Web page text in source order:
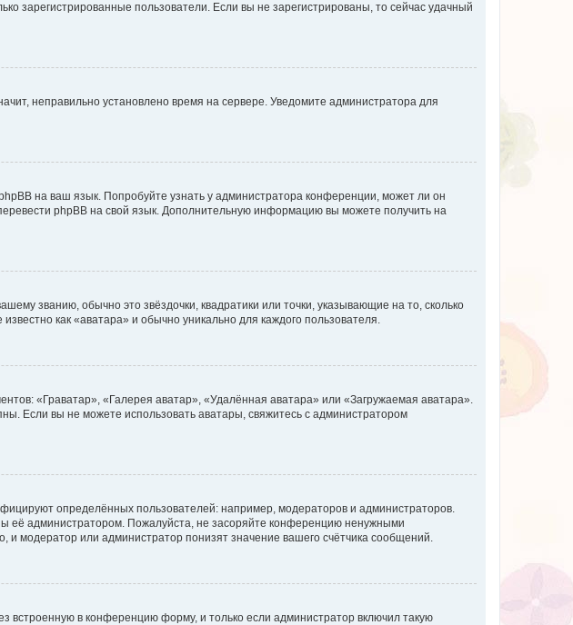
зарегистрированные пользователи. Если вы не зарегистрированы, то сейчас удачный
неправильно установлено время на сервере. Уведомите администратора для
на ваш язык. Попробуйте узнать у администратора конференции, может ли он
phpBB на свой язык. Дополнительную информацию вы можете получить на
званию, обычно это звёздочки, квадратики или точки, указывающие на то, сколько
как «аватара» и обычно уникально для каждого пользователя.
«Граватар», «Галерея аватар», «Удалённая аватара» или «Загружаемая аватара».
Если вы не можете использовать аватары, свяжитесь с администратором
определённых пользователей: например, модераторов и администраторов.
её администратором. Пожалуйста, не засоряйте конференцию ненужными
модератор или администратор понизят значение вашего счётчика сообщений.
встроенную в конференцию форму, и только если администратор включил такую